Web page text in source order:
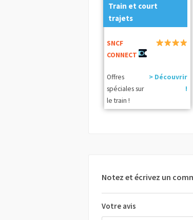
Train et court
trajets
SNCF
CONNECT
Offres
spéciales sur
le train !
> Découvrir
!
Notez et écrivez un
Votre avis